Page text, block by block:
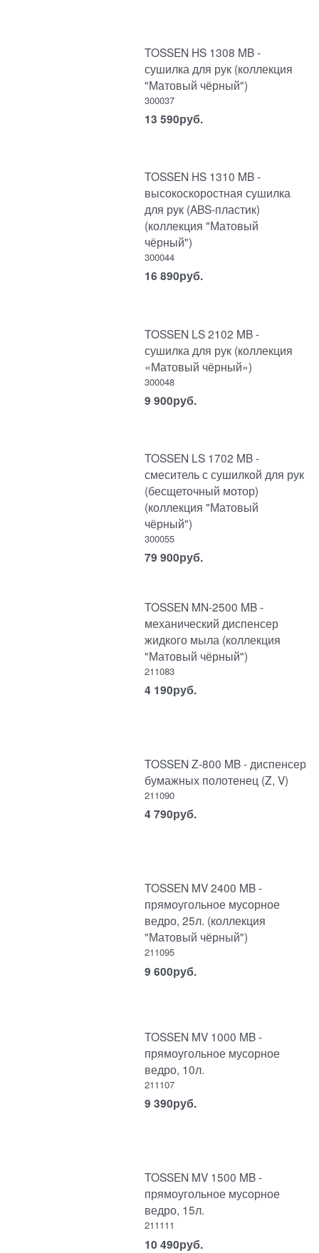
TOSSEN HS 1308 MB -
сушилка для рук (коллекция
"Матовый чёрный")
300037
13 590руб.
TOSSEN HS 1310 MB -
высокоскоростная сушилка
для рук (ABS-пластик)
(коллекция "Матовый
чёрный")
300044
16 890руб.
TOSSEN LS 2102 MB -
сушилка для рук (коллекция
«Матовый чёрный»)
300048
9 900руб.
TOSSEN LS 1702 MB -
смеситель с сушилкой для рук
(бесщеточный мотор)
(коллекция "Матовый
чёрный")
300055
79 900руб.
TOSSEN MN-2500 MB -
механический диспенсер
жидкого мыла (коллекция
"Матовый чёрный")
211083
4 190руб.
TOSSEN Z-800 MB - диспенсер
бумажных полотенец (Z, V)
211090
4 790руб.
TOSSEN MV 2400 MB -
прямоугольное мусорное
ведро, 25л. (коллекция
"Матовый чёрный")
211095
9 600руб.
TOSSEN MV 1000 MB -
прямоугольное мусорное
ведро, 10л.
211107
9 390руб.
TOSSEN MV 1500 MB -
прямоугольное мусорное
ведро, 15л.
211111
10 490руб.